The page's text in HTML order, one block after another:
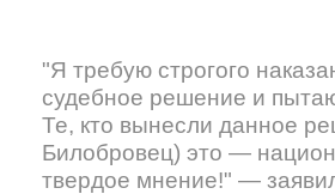
"Я требую строгого
судебное решение и
Те, кто вынесли данное
Билобровец) это —
твердое мнение!" —